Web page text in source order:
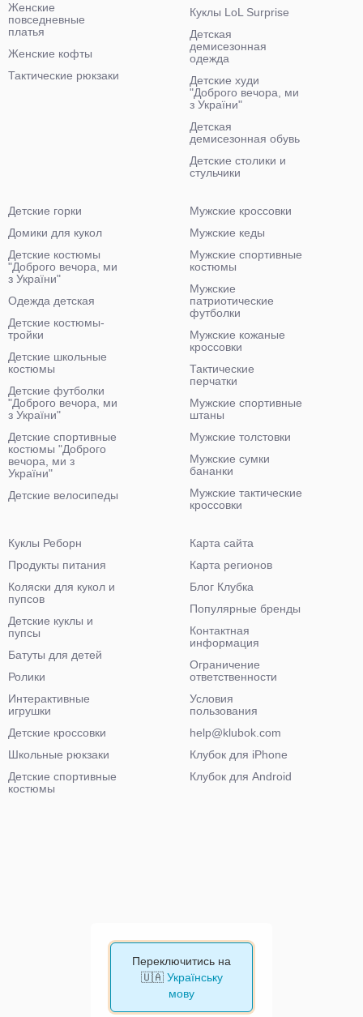
Женские
повседневные
платья
Женские кофты
Тактические рюкзаки
Куклы LoL Surprise
Детская
демисезонная
одежда
Детские худи
"Доброго вечора, ми
з України"
Детская
демисезонная обувь
Детские столики и
стульчики
Детские горки
Домики для кукол
Детские костюмы
"Доброго вечора, ми
з України"
Одежда детская
Детские костюмы-
тройки
Детские школьные
костюмы
Детские футболки
"Доброго вечора, ми
з України"
Детские спортивные
костюмы "Доброго
вечора, ми з
України"
Детские велосипеды
Мужские кроссовки
Мужские кеды
Мужские спортивные
костюмы
Мужские
патриотические
футболки
Мужские кожаные
кроссовки
Тактические
перчатки
Мужские спортивные
штаны
Мужские толстовки
Мужские сумки
бананки
Мужские тактические
кроссовки
Куклы Реборн
Продукты питания
Коляски для кукол и
пупсов
Детские куклы и
пупсы
Батуты для детей
Ролики
Интерактивные
игрушки
Детские кроссовки
Школьные рюкзаки
Детские спортивные
костюмы
Карта сайта
Карта регионов
Блог Клубка
Популярные бренды
Контактная
информация
Ограничение
ответственности
Условия
пользования
help@klubok.com
Клубок для iPhone
Клубок для Android
Переключитись на
🇺🇦 Українську
мову